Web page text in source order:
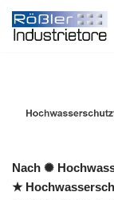
Zum
Nach ✺
★